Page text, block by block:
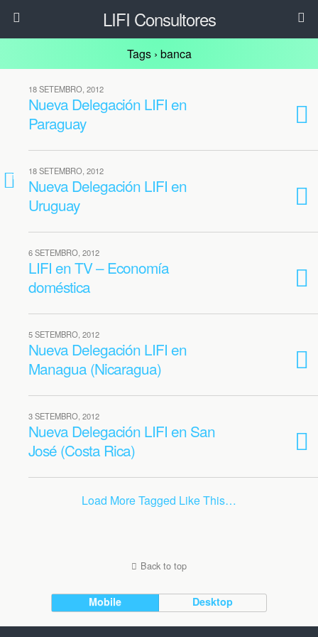
LIFI Consultores
Tags › banca
18 SETEMBRO, 2012
Nueva Delegación LIFI en
Paraguay
1 18 SETEMBRO, 2012
Nueva Delegación LIFI en
Uruguay
6 SETEMBRO, 2012
LIFI en TV – Economía
doméstica
5 SETEMBRO, 2012
Nueva Delegación LIFI en
Managua (Nicaragua)
3 SETEMBRO, 2012
Nueva Delegación LIFI en San
José (Costa Rica)
Load More Tagged Like This…
Back to top
Mobile Desktop